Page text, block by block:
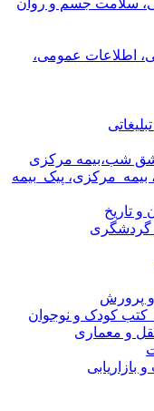
سلامت جسم و روان
اطلاعات عمومی،
شب،بیمه مرکزی
پیک_بیمه
و تاریخ
گردشگری
و پرورش
کودک و نوجوان
و معماری
بازاریابی